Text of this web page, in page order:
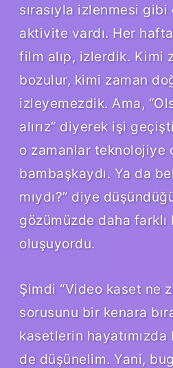
sırasıyla izlenmesi
aktivite vardı. Her
film alıp, izlerdik. Kimi
bozulur, kimi zaman
izleyemezdik. Ama,
alırız” diyerek işi
o zamanlar teknolojiye
bambaşkaydı. Ya da
mıydı?” diye
gözümüzde daha farklı
oluşuyordu.
Şimdi “Video kaset ne
sorusunu bir kenara
kasetlerin hayatımızda
de düşünelim. Yani,